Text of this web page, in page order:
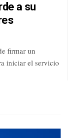
a su
firmar un
iniciar el servicio